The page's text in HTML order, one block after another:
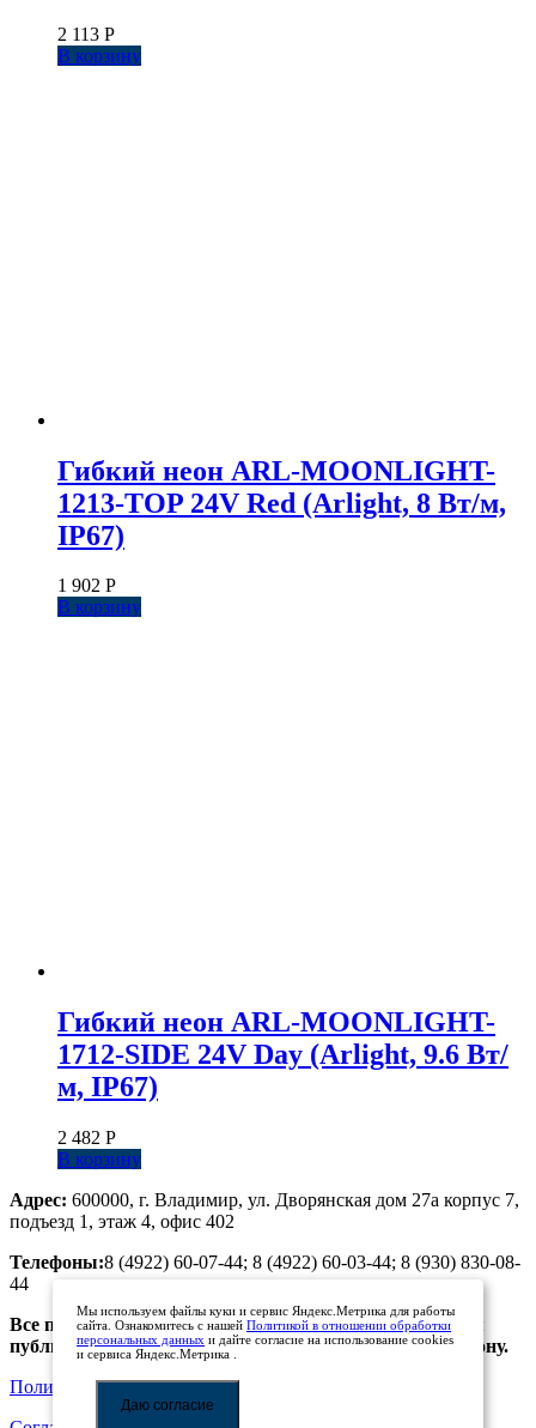
2 113 Р
В корзину
Гибкий неон ARL-MOONLIGHT-
1213-TOP 24V Red (Arlight, 8 Вт/м,
IP67)
1 902 Р
В корзину
Гибкий неон ARL-MOONLIGHT-
1712-SIDE 24V Day (Arlight, 9.6 Вт/
м, IP67)
2 482 Р
В корзину
Адрес: 600000, г. Владимир, ул. Дворянская дом 27а корпус 7,
подъезд 1, этаж 4, офис 402
Телефоны:8 (4922) 60-07-44; 8 (4922) 60-03-44; 8 (930) 830-08-
44
Все предложения, размещенные на сайте, не являются
публичной офертой. Просьба уточнять цены по телефону.
Политика обработки персональных данных
Мы используем файлы куки и сервис Яндекс.Метрика для работы
сайта. Ознакомитесь с нашей Политикой в отношении обработки
персональных данных и дайте согласие на использование cookies
и сервиса Яндекс.Метрика .
Даю согласие